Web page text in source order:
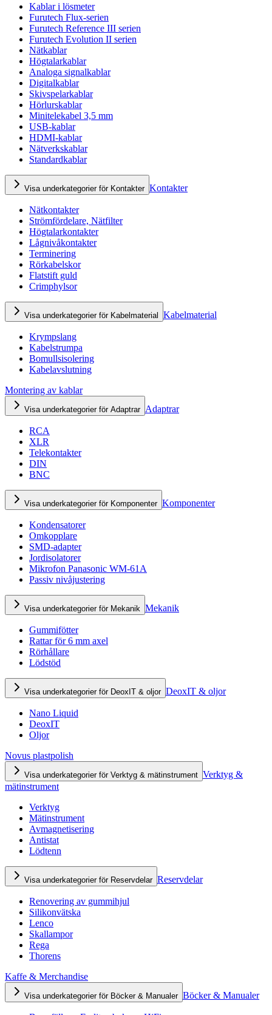
Kablar i lösmeter
Furutech Flux-serien
Furutech Reference III serien
Furutech Evolution II serien
Nätkablar
Högtalarkablar
Analoga signalkablar
Digitalkablar
Skivspelarkablar
Hörlurskablar
Minitelekabel 3,5 mm
USB-kablar
HDMI-kablar
Nätverkskablar
Standardkablar
Visa underkategorier för Kontakter Kontakter
Nätkontakter
Strömfördelare, Nätfilter
Högtalarkontakter
Lågnivåkontakter
Terminering
Rörkabelskor
Flatstift guld
Crimphylsor
Visa underkategorier för Kabelmaterial Kabelmaterial
Krympslang
Kabelstrumpa
Bomullsisolering
Kabelavslutning
Montering av kablar
Visa underkategorier för Adaptrar Adaptrar
RCA
XLR
Telekontakter
DIN
BNC
Visa underkategorier för Komponenter Komponenter
Kondensatorer
Omkopplare
SMD-adapter
Jordisolatorer
Mikrofon Panasonic WM-61A
Passiv nivåjustering
Visa underkategorier för Mekanik Mekanik
Gummifötter
Rattar för 6 mm axel
Rörhållare
Lödstöd
Visa underkategorier för DeoxIT & oljor DeoxIT & oljor
Nano Liquid
DeoxIT
Oljor
Novus plastpolish
Visa underkategorier för Verktyg & mätinstrument Verktyg &
mätinstrument
Verktyg
Mätinstrument
Avmagnetisering
Antistat
Lödtenn
Visa underkategorier för Reservdelar Reservdelar
Renovering av gummihjul
Silikonvätska
Lenco
Skallampor
Rega
Thorens
Kaffe & Merchandise
Visa underkategorier för Böcker & Manualer Böcker & Manualer